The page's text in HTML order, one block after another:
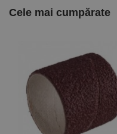
Cele mai cumpărate
Manson abraziv
/ lemn / plastic,
favorite_border
2,93 lei